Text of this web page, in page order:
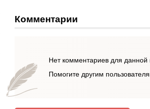
Комментарии
Нет комментариев для данной
Помогите другим